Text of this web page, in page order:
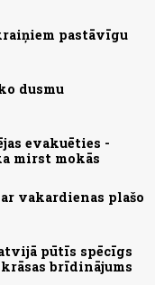
pastāvīgu
dusmu
evakuēties -
mirst mokās
vakardienas plašo
pūtīs spēcīgs
brīdinājums